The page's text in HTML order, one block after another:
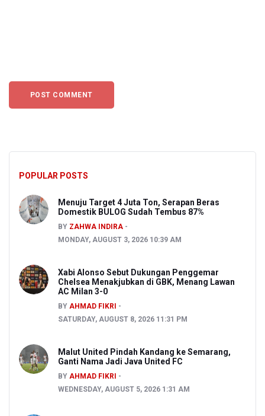
POPULAR POSTS
Menuju Target 4 Juta Ton, Serapan Beras
Domestik BULOG Sudah Tembus 87%
BY ZAHWA INDIRA
MONDAY, AUGUST 3, 2026 10:39 AM
Xabi Alonso Sebut Dukungan Penggemar
Chelsea Menakjubkan di GBK, Menang Lawan
AC Milan 3-0
BY AHMAD FIKRI
SATURDAY, AUGUST 8, 2026 11:31 PM
Malut United Pindah Kandang ke Semarang,
Ganti Nama Jadi Java United FC
BY AHMAD FIKRI
WEDNESDAY, AUGUST 5, 2026 1:31 AM